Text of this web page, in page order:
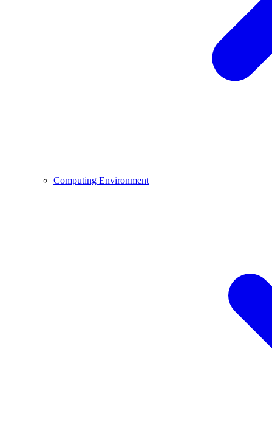
Computing Environment